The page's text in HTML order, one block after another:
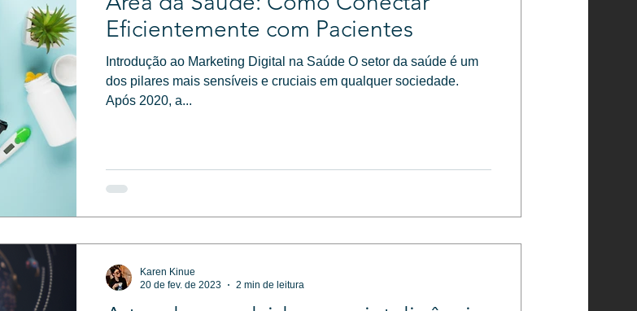
Eficientemente com Pacientes
Introdução ao Marketing Digital na Saúde O setor da saúde é um
dos pilares mais sensíveis e cruciais em qualquer sociedade.
Após 2020, a...
Karen Kinue
20 de fev. de 2023
2 min de leitura